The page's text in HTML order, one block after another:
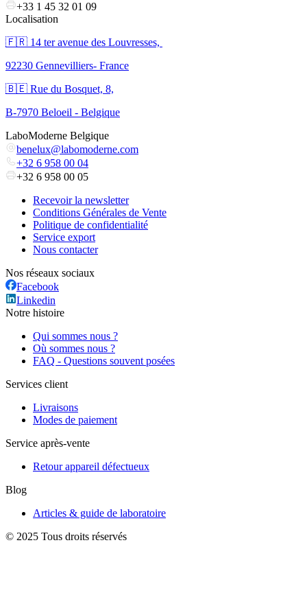
+33 1 45 32 01 09
Localisation
🇫🇷 ​14 ter avenue des Louvresses,
92230 Gennevilliers- France
🇧🇪 Rue du Bosquet, 8,
B-7970 Beloeil - Belgique
LaboModerne Belgique
benelux@labomoderne.com
+32 6 958 00 04
+32 6 958 00 05
Recevoir la newsletter
Conditions Générales de Vente
Politique de confidentialité
Service export
Nous contacter
Nos réseaux sociaux
Facebook
Linkedin
Notre histoire
Qui sommes nous ?
Où sommes nous ?
FAQ - Questions souvent posées
Services client
Livraisons
Modes de paiement
Service après-vente
Retour appareil défectueux
Blog
Articles & guide de laboratoire
© 2025 Tous droits réservés